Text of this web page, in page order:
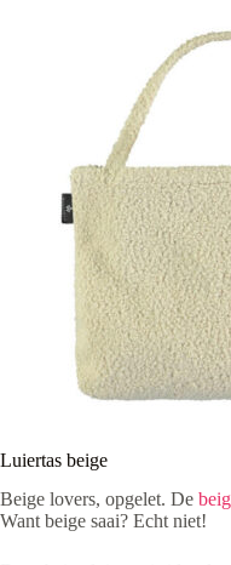
Luiertas beige
Beige lovers, opgelet. De
Want beige saai? Echt niet!